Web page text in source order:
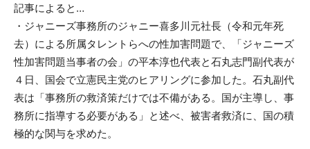
記事によると…
・ジャニーズ事務所のジャニー喜多川元社長（令和元年死
去）による所属タレントらへの性加害問題で、「ジャニーズ
性加害問題当事者の会」の平本淳也代表と石丸志門副代表が
４日、国会で立憲民主党のヒアリングに参加した。石丸副代
表は「事務所の救済策だけでは不備がある。国が主導し、事
務所に指導する必要がある」と述べ、被害者救済に、国の積
極的な関与を求めた。